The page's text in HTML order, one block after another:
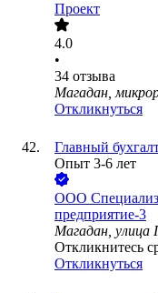
Проект
4.0
•
34 отзыва
Магадан,
Откликнуться
Главный
Опыт 3-6 лет
ООО
предприятие-3
Магадан, улица
Откликнитесь
Откликнуться